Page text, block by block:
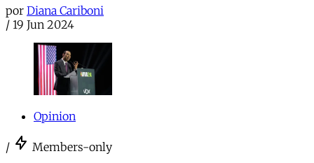
por Diana Cariboni
/ 19 Jun 2024
Opinion
/ Members-only